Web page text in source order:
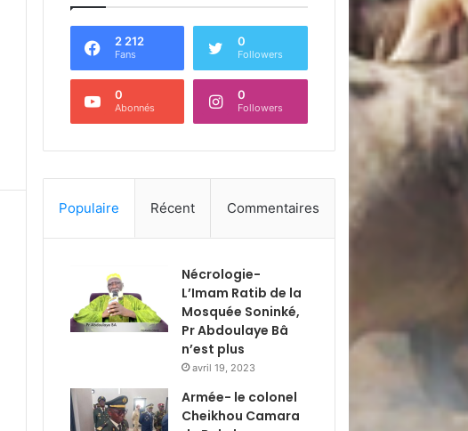
2 212
Fans
0
Followers
0
Abonnés
0
Followers
Populaire Récent Commentaires
Nécrologie-
L’Imam Ratib de la
Mosquée Soninké,
Pr Abdoulaye Bâ
n’est plus
avril 19, 2023
Armée- le colonel
Cheikhou Camara